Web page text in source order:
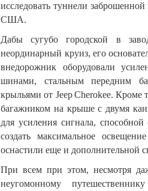
исследовать туннели
США.
Дабы сугубо городской в
неординарный круиз, его
внедорожник оборудовали
шинами, стальным передним
крыльями от Jeep Cherokee. Кроме
багажником на крыше с двумя
для усиления сигнала,
создать максимальное
оснастили еще и дополнительной
При всем при этом, несмотря
неугомонному